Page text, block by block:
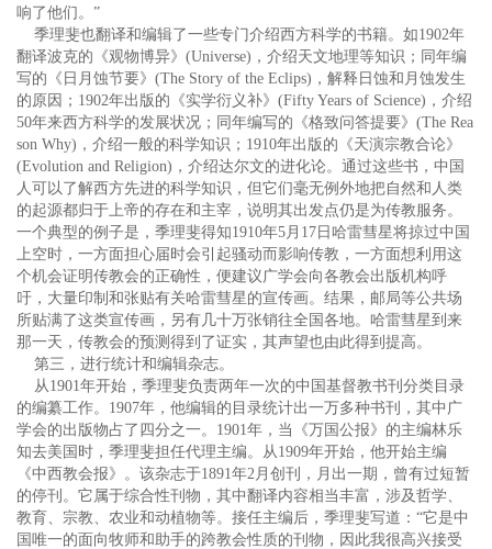
响了他们。”
季理斐也翻译和编辑了一些专门介绍西方科学的书籍。如1902年
翻译波克的《观物博异》(Universe)，介绍天文地理等知识；同年编
写的《日月蚀节要》(The Story of the Eclips)，解释日蚀和月蚀发生
的原因；1902年出版的《实学衍义补》(Fifty Years of Science)，介绍
50年来西方科学的发展状况；同年编写的《格致问答提要》(The Rea
son Why)，介绍一般的科学知识；1910年出版的《天演宗教合论》
(Evolution and Religion)，介绍达尔文的进化论。通过这些书，中国
人可以了解西方先进的科学知识，但它们毫无例外地把自然和人类
的起源都归于上帝的存在和主宰，说明其出发点仍是为传教服务。
一个典型的例子是，季理斐得知1910年5月17日哈雷彗星将掠过中国
上空时，一方面担心届时会引起骚动而影响传教，一方面想利用这
个机会证明传教会的正确性，便建议广学会向各教会出版机构呼
吁，大量印制和张贴有关哈雷彗星的宣传画。结果，邮局等公共场
所贴满了这类宣传画，另有几十万张销往全国各地。哈雷彗星到来
那一天，传教会的预测得到了证实，其声望也由此得到提高。
第三，进行统计和编辑杂志。
从1901年开始，季理斐负责两年一次的中国基督教书刊分类目录
的编纂工作。1907年，他编辑的目录统计出一万多种书刊，其中广
学会的出版物占了四分之一。1901年，当《万国公报》的主编林乐
知去美国时，季理斐担任代理主编。从1909年开始，他开始主编
《中西教会报》。该杂志于1891年2月创刊，月出一期，曾有过短暂
的停刊。它属于综合性刊物，其中翻译内容相当丰富，涉及哲学、
教育、宗教、农业和动植物等。接任主编后，季理斐写道：“它是中
国唯一的面向牧师和助手的跨教会性质的刊物，因此我很高兴接受